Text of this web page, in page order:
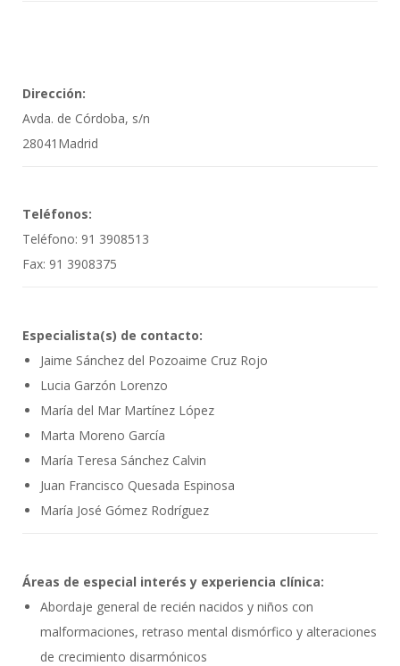
Dirección:
Avda. de Córdoba, s/n
28041Madrid
Teléfonos:
Teléfono: 91 3908513
Fax: 91 3908375
Especialista(s) de contacto:
Jaime Sánchez del Pozoaime Cruz Rojo
Lucia Garzón Lorenzo
María del Mar Martínez López
Marta Moreno García
María Teresa Sánchez Calvin
Juan Francisco Quesada Espinosa
María José Gómez Rodríguez
Áreas de especial interés y experiencia clínica:
Abordaje general de recién nacidos y niños con
malformaciones, retraso mental dismórfico y alteraciones
de crecimiento disarmónicos